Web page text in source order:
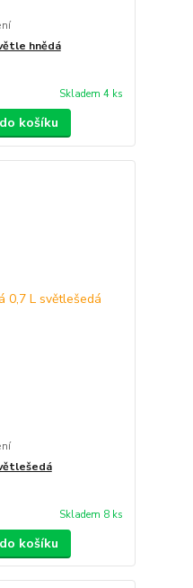
hnědá
Skladem 4 ks
košíku
Skladem 8 ks
košíku